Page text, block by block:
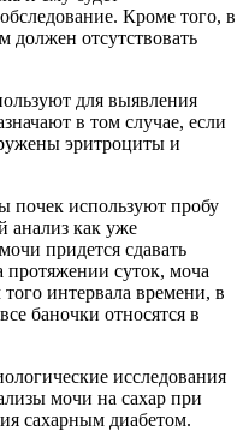
Кроме того, в
должен отсутствовать
для выявления
в том случае, если
эритроциты и
почек используют пробу
анализ как уже
придется сдавать
протяжении суток, моча
интервала времени, в
баночки относятся в
исследования
мочи на сахар при
сахарным диабетом.